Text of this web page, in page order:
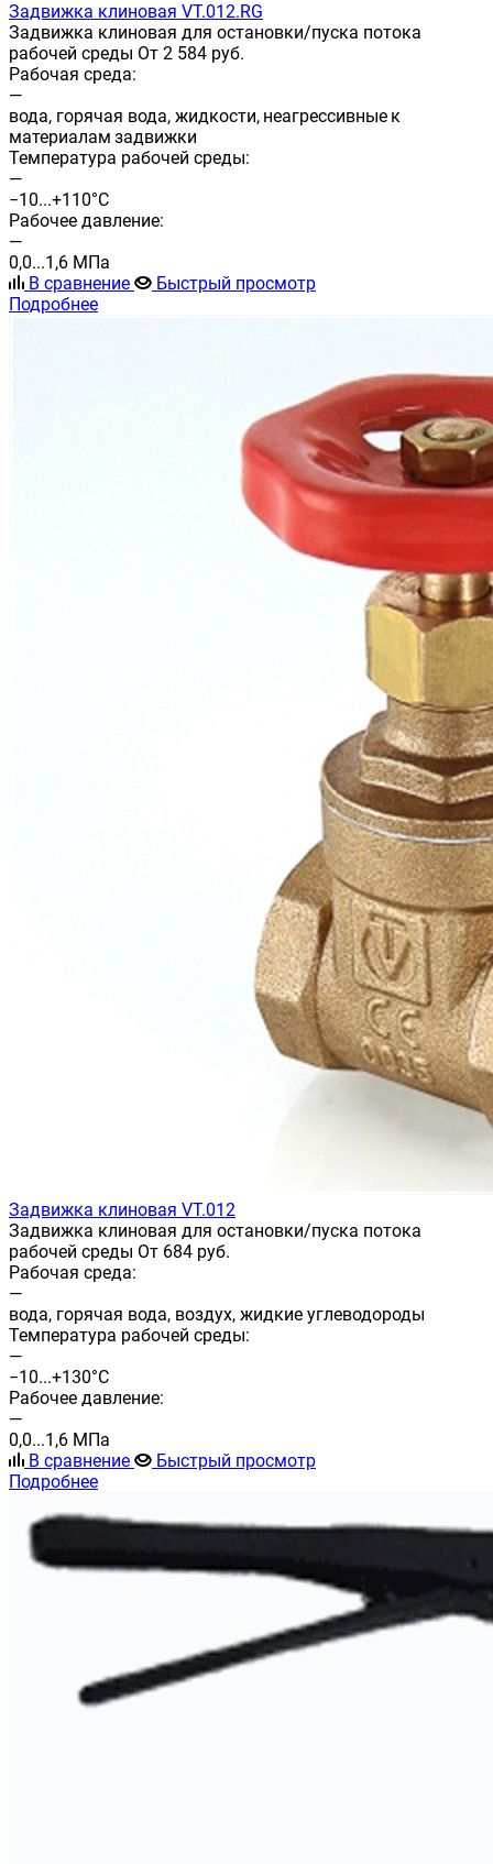
Задвижка клиновая VT.012.RG
Задвижка клиновая для остановки/пуска потока
рабочей среды От 2 584 руб.
Рабочая среда:
—
вода, горячая вода, жидкости, неагрессивные к
материалам задвижки
Температура рабочей среды:
—
−10...+110°С
Рабочее давление:
—
0,0...1,6 МПа
В сравнение
Быстрый просмотр
Подробнее
Задвижка клиновая VT.012
Задвижка клиновая для остановки/пуска потока
рабочей среды От 684 руб.
Рабочая среда:
—
вода, горячая вода, воздух, жидкие углеводороды
Температура рабочей среды:
—
−10...+130°С
Рабочее давление:
—
0,0...1,6 МПа
В сравнение
Быстрый просмотр
Подробнее